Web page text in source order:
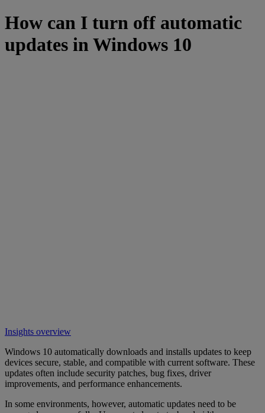
How can I turn off automatic
updates in Windows 10
Insights overview
Windows 10 automatically downloads and installs updates to keep
devices secure, stable, and compatible with current software. These
updates often include security patches, bug fixes, driver
improvements, and performance enhancements.
In some environments, however, automatic updates need to be